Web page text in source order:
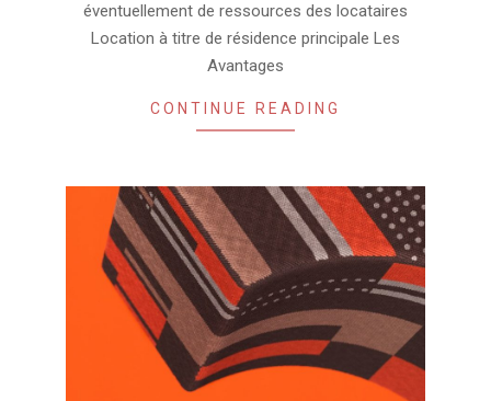
éventuellement de ressources des locataires
Location à titre de résidence principale Les
Avantages
CONTINUE READING